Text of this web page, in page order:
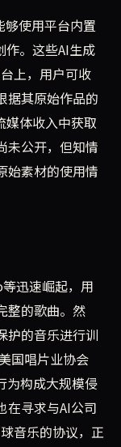
使用平台内置
作。这些AI生成
上，用户可收
据其原始作品的
媒体收入中获取
未公开，但知情
始素材的使用情
迅速崛起，用
整的歌曲。然
护的音乐进行训
国唱片业协会
为构成大规模侵
在寻求与AI公司
音乐的协议，正